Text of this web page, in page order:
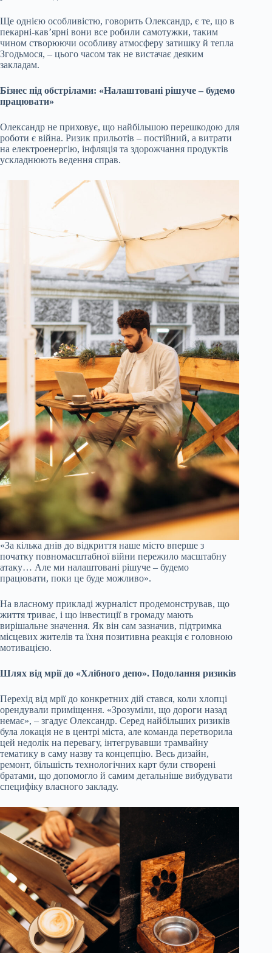
Ще однією особливістю, говорить Олександр, є те, що в
пекарні-кав’ярні вони все робили самотужки, таким
чином створюючи особливу атмосферу затишку й тепла
Згодьмося, – цього часом так не вистачає деяким
закладам.
Бізнес під обстрілами: «Налаштовані рішуче – будемо
працювати»
Олександр не приховує, що найбільшою перешкодою для
роботи є війна. Ризик прильотів – постійний, а витрати
на електроенергію, інфляція та здорожчання продуктів
ускладнюють ведення справ.
«За кілька днів до відкриття наше місто вперше з
початку повномасштабної війни пережило масштабну
атаку… Але ми налаштовані рішуче – будемо
працювати, поки це буде можливо».
На власному прикладі журналіст продемонстрував, що
життя триває, і що інвестиції в громаду мають
вирішальне значення. Як він сам зазначив, підтримка
місцевих жителів та їхня позитивна реакція є головною
мотивацією.
Шлях від мрії до «Хлібного депо». Подолання ризиків
Перехід від мрії до конкретних дій стався, коли хлопці
орендували приміщення. «Зрозуміли, що дороги назад
немає», – згадує Олександр. Серед найбільших ризиків
була локація не в центрі міста, але команда перетворила
цей недолік на перевагу, інтегрувавши трамвайну
тематику в саму назву та концепцію. Весь дизайн,
ремонт, більшість технологічних карт були створені
братами, що допомогло й самим детальніше вибудувати
специфіку власного закладу.